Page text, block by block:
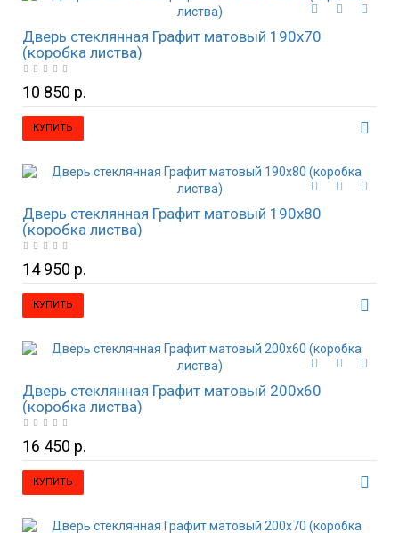
Дверь стеклянная Графит матовый 190х70
(коробка листва)
10 850 р.
КУПИТЬ
Дверь стеклянная Графит матовый 190х80
(коробка листва)
14 950 р.
КУПИТЬ
Дверь стеклянная Графит матовый 200х60
(коробка листва)
16 450 р.
КУПИТЬ